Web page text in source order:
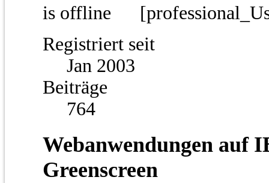
Registriert seit
Jan 2003
Beiträge
764
Webanwendungen auf
Greenscreen